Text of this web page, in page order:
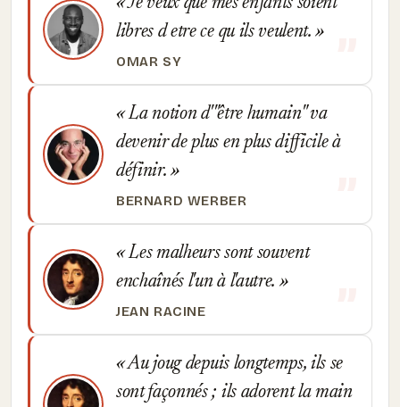
libres d etre ce qu ils veulent.
OMAR SY
La notion d'"être humain" va
devenir de plus en plus difficile à
définir.
BERNARD WERBER
Les malheurs sont souvent
enchaînés l'un à l'autre.
JEAN RACINE
Au joug depuis longtemps, ils se
sont façonnés ; ils adorent la main